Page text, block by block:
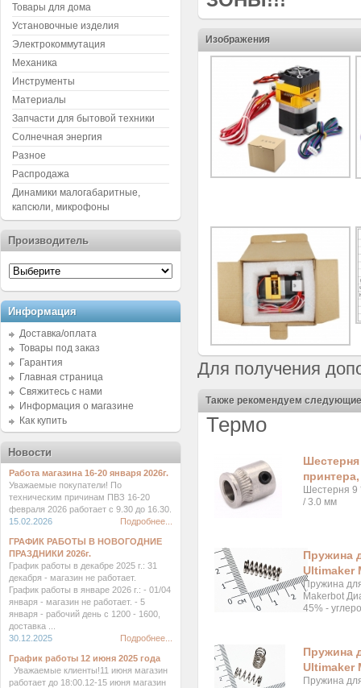
Изображения
Для получения
Также рекомендуем
Термо
Шестерня 9
/ 3.0 мм
Пружина
Ultimaker
Пружина
Makerbot
45% -
Пружина
Ultimaker
Пружина
Товары для дома
Установочные изделия
Электрокоммутация
Механика
Инструменты
Материалы
Запчасти для бытовой техники
Солнечная энергия
Разное
Распродажа
Динамики малогабаритные,
капсюли, микрофоны
Производитель
Информация
Доставка/оплата
Товары под заказ
Гарантия
Главная страница
Свяжитесь с нами
Информация о магазине
Как купить
Новости
Работа магазина 16-20 января 2026г.
Уважаемые покупатели! По
техническим причинам ПВЗ 16-20
февраля 2026 работает с 9.30 до 16.30.
15.02.2026
Подробнее...
ГРАФИК РАБОТЫ В НОВОГОДНИЕ
ПРАЗДНИКИ 2026г.
График работы в декабре 2025 г.: 31
декабря - магазин не работает.
График работы в январе 2026 г.: - 01/04
января - магазин не работает. - 5
января - рабочий день с 1200 - 1600,
доставка ...
30.12.2025
Подробнее...
График работы 12 июня 2025 года
Уважаемые клиенты!11 июня магазин
работает до 18:00.12-15 июня магазин